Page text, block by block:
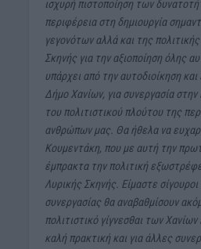
ισχυρή πιστοποίηση των
περιφέρεια στη δημιουργία
γεγονότων αλλά και της
Σκηνής για την αξιοποίηση όλης
υπάρχει από την αυτοδιοίκηση
Δήμο Χανίων, για συνεργασία
του πολιτιστικού πλούτου της
ανθρώπων μας. Θα ήθελα να
Κουμεντάκη, που με αυτή την
έμπρακτα την πολιτική
Λυρικής Σκηνής. Είμαστε
συνεργασίας θα αναβαθμίσουν
πολιτιστικό γίγνεσθαι των
καλή πρακτική και για άλλες